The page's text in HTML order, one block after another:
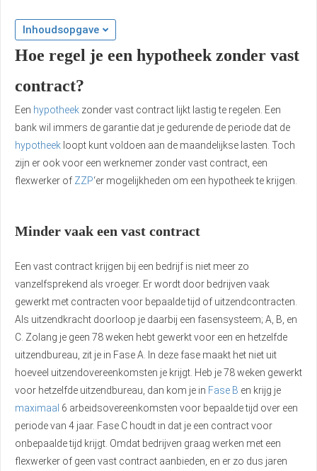
Inhoudsopgave
Hoe regel je een hypotheek zonder vast
contract?
Een hypotheek zonder vast contract lijkt lastig te regelen. Een
bank wil immers de garantie dat je gedurende de periode dat de
hypotheek loopt kunt voldoen aan de maandelijkse lasten. Toch
zijn er ook voor een werknemer zonder vast contract, een
flexwerker of ZZP‘er mogelijkheden om een hypotheek te krijgen.
Minder vaak een vast contract
Een vast contract krijgen bij een bedrijf is niet meer zo
vanzelfsprekend als vroeger. Er wordt door bedrijven vaak
gewerkt met contracten voor bepaalde tijd of uitzendcontracten.
Als uitzendkracht doorloop je daarbij een fasensysteem; A, B, en
C. Zolang je geen 78 weken hebt gewerkt voor een en hetzelfde
uitzendbureau, zit je in Fase A. In deze fase maakt het niet uit
hoeveel uitzendovereenkomsten je krijgt. Heb je 78 weken gewerkt
voor hetzelfde uitzendbureau, dan kom je in Fase B en krijg je
maximaal 6 arbeidsovereenkomsten voor bepaalde tijd over een
periode van 4 jaar. Fase C houdt in dat je een contract voor
onbepaalde tijd krijgt. Omdat bedrijven graag werken met een
flexwerker of geen vast contract aanbieden, en er zo dus jaren